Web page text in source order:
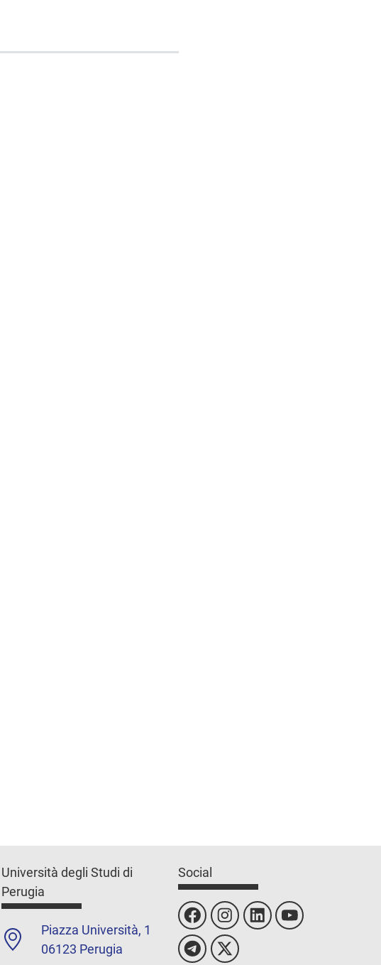
Università degli Studi di
Perugia
Piazza Università, 1
06123 Perugia
Social